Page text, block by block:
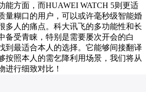
能方面，而HUAWEI WATCH 5则更适
量糊口的用户，可以或许毫秒级智能婚
多人的痛点。科大讯飞的多功能性和长
备受青睐，特别是需要屡次开会的白
到最适合本人的选择。它能够间接翻译
按照本人的需乞降利用场景，我们将从
进行细致对比！